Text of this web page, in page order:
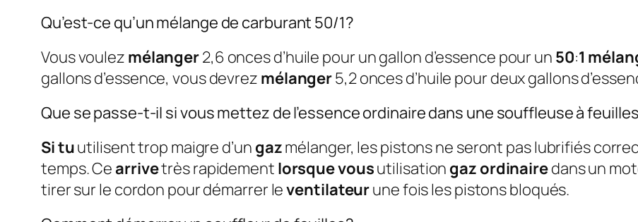
Qu’est-ce qu’un mélange de carburant 50/1?
Vous voulez mélanger2,6 onces d’huile pour un gallon d’essence pour un 50:1
gallons d’essence, vous devrez mélanger5,2 onces d’huile pour deux gallons
Que se passe-t-il si vous mettez de l’essence ordinaire dans une souffleuse à
Si tuutilisent trop maigre d’un gazmélanger, les pistons ne seront pas lubrifiés
temps. Cearrivetrès rapidement lorsque vousutilisation gaz ordinairedans un
tirer sur le cordon pour démarrer leventilateurune fois les pistons bloqués.